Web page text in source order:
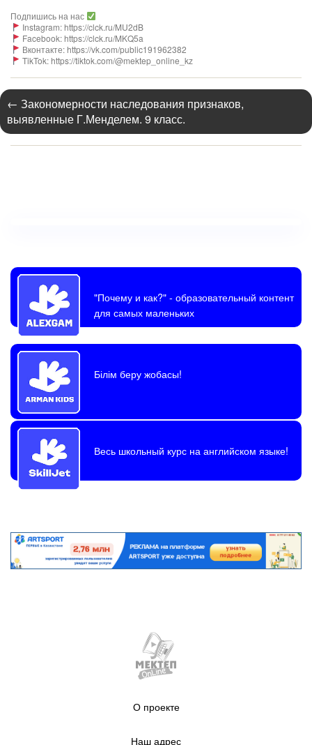
Подпишись на нас
Instagram: https://clck.ru/MU2dB
Facebook: https://clck.ru/MKQ5a
Вконтакте: https://vk.com/public191962382
TikTok: https://tiktok.com/@mektep_online_kz
← Закономерности наследования признаков,
выявленные Г.Менделем. 9 класс.
"Почему и как?"- образовательный контент
для самых маленьких
Білім беру жобасы!
Весь школьный курс на английском языке!
О проекте
Наш адрес